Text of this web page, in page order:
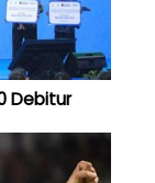
Debitur